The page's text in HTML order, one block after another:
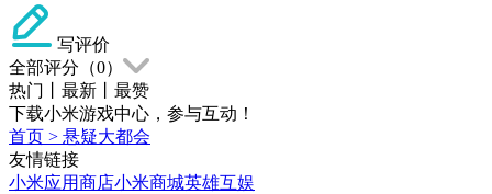
写评价
全部评分（0）
热门
最新
最赞
下载小米游戏中心，参与互动！
首页 > 悬疑大都会
友情链接
小米应用商店小米商城英雄互娱